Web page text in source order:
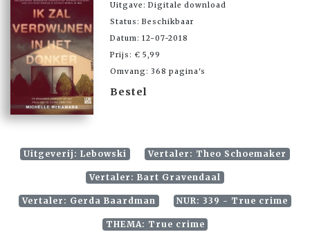
Uitgave: Digitale download
Status: Beschikbaar
Datum: 12-07-2018
Prijs: € 5,99
Omvang: 368 pagina's
Bestel
Uitgeverij: Lebowski Vertaler: Theo Schoemaker
Vertaler: Bart Gravendaal
Vertaler: Gerda Baardman NUR: 339 - True crime
THEMA: True crime